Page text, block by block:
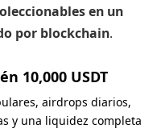
en un
por blockchain.
10,000 USDT
airdrops diarios,
y una liquidez completa